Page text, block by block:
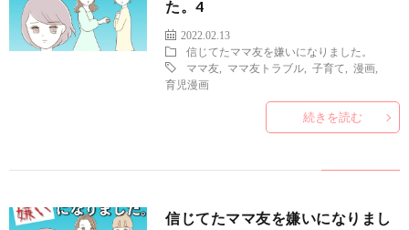
た。4
2022.02.13
信じてたママ友を嫌いになりました。
ママ友
ママ友トラブル ,子育て ,漫画
育児漫画
続きを読む
信じてたママ友を嫌いになりまし